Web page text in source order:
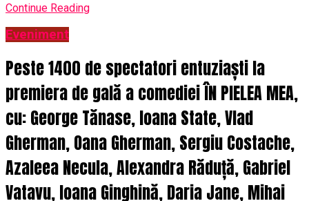
Continue Reading
Eveniment
Peste 1400 de spectatori entuziaști la
premiera de gală a comediei ÎN PIELEA MEA,
cu: George Tănase, Ioana State, Vlad
Gherman, Oana Gherman, Sergiu Costache,
Azaleea Necula, Alexandra Răduță, Gabriel
Vatavu, Ioana Ginghină, Daria Jane, Mihai